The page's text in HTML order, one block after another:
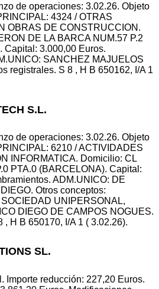
de operaciones: 3.02.26. Objeto
4324 / OTRAS
OBRAS DE CONSTRUCCION.
DE LA BARCA NUM.57 P.2
Capital: 3.000,00 Euros.
SANCHEZ MAJUELOS
registrales. S 8 , H B 650162, I/A 1
S.L.
de operaciones: 3.02.26. Objeto
6210 / ACTIVIDADES
INFORMATICA. Domicilio: CL
PTA.0 (BARCELONA). Capital:
ADM.UNICO: DE
Otros conceptos:
UNIPERSONAL,
DIEGO DE CAMPOS NOGUES.
, H B 650170, I/A 1 ( 3.02.26).
SL.
Importe reducción: 227,20 Euros.